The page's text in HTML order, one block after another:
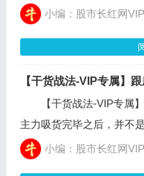
的最终时间，而不去管量
还是辛苦无关。那么照这
转强，弱转弱，强更强，
小编：股市长红网
【干货战法-VIP专属】
【干货战法-VIP专属
主力吸货完毕之后，并不
升的心情十分急切，但还
小编：股市长红网